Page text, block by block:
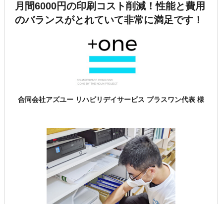
月間6000円の印刷コスト削減！性能と費用
のバランスがとれていて非常に満足です！
合同会社アズユー リハビリデイサービス プラスワン代表 様